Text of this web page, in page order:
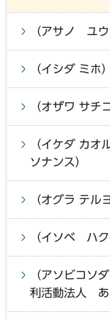
（アサノ ユ
（イシダ ミ
（オザワ サチ
（イケダ カ
ソナンス）
（オグラ テル
（イソベ ハ
（アソビコソ
利活動法人 あ